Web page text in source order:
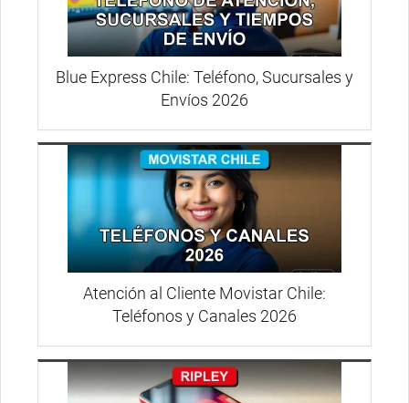
Blue Express Chile: Teléfono, Sucursales y
Envíos 2026
Atención al Cliente Movistar Chile:
Teléfonos y Canales 2026